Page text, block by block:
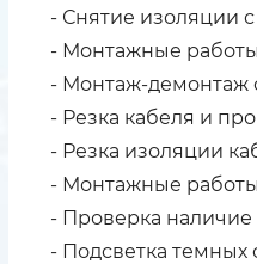
- Снятие изоляции
- Монтажные
- Монтаж-демонтаж
- Резка кабеля и
- Резка изоляции
- Монтажные
- Проверка
- Подсветка темных